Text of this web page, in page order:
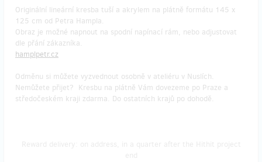
Originální lineární kresba tuší a akrylem na plátně formátu 145 x
125 cm od Petra Hampla.
Obraz je možné napnout na spodní napínací rám, nebo adjustovat
dle přání zákazníka.
hamplpetr.cz
Odměnu si můžete vyzvednout osobně v ateliéru v Nuslích.
Nemůžete přijet? Kresbu na plátně Vám dovezeme po Praze a
středočeském kraji zdarma. Do ostatních krajů po dohodě.